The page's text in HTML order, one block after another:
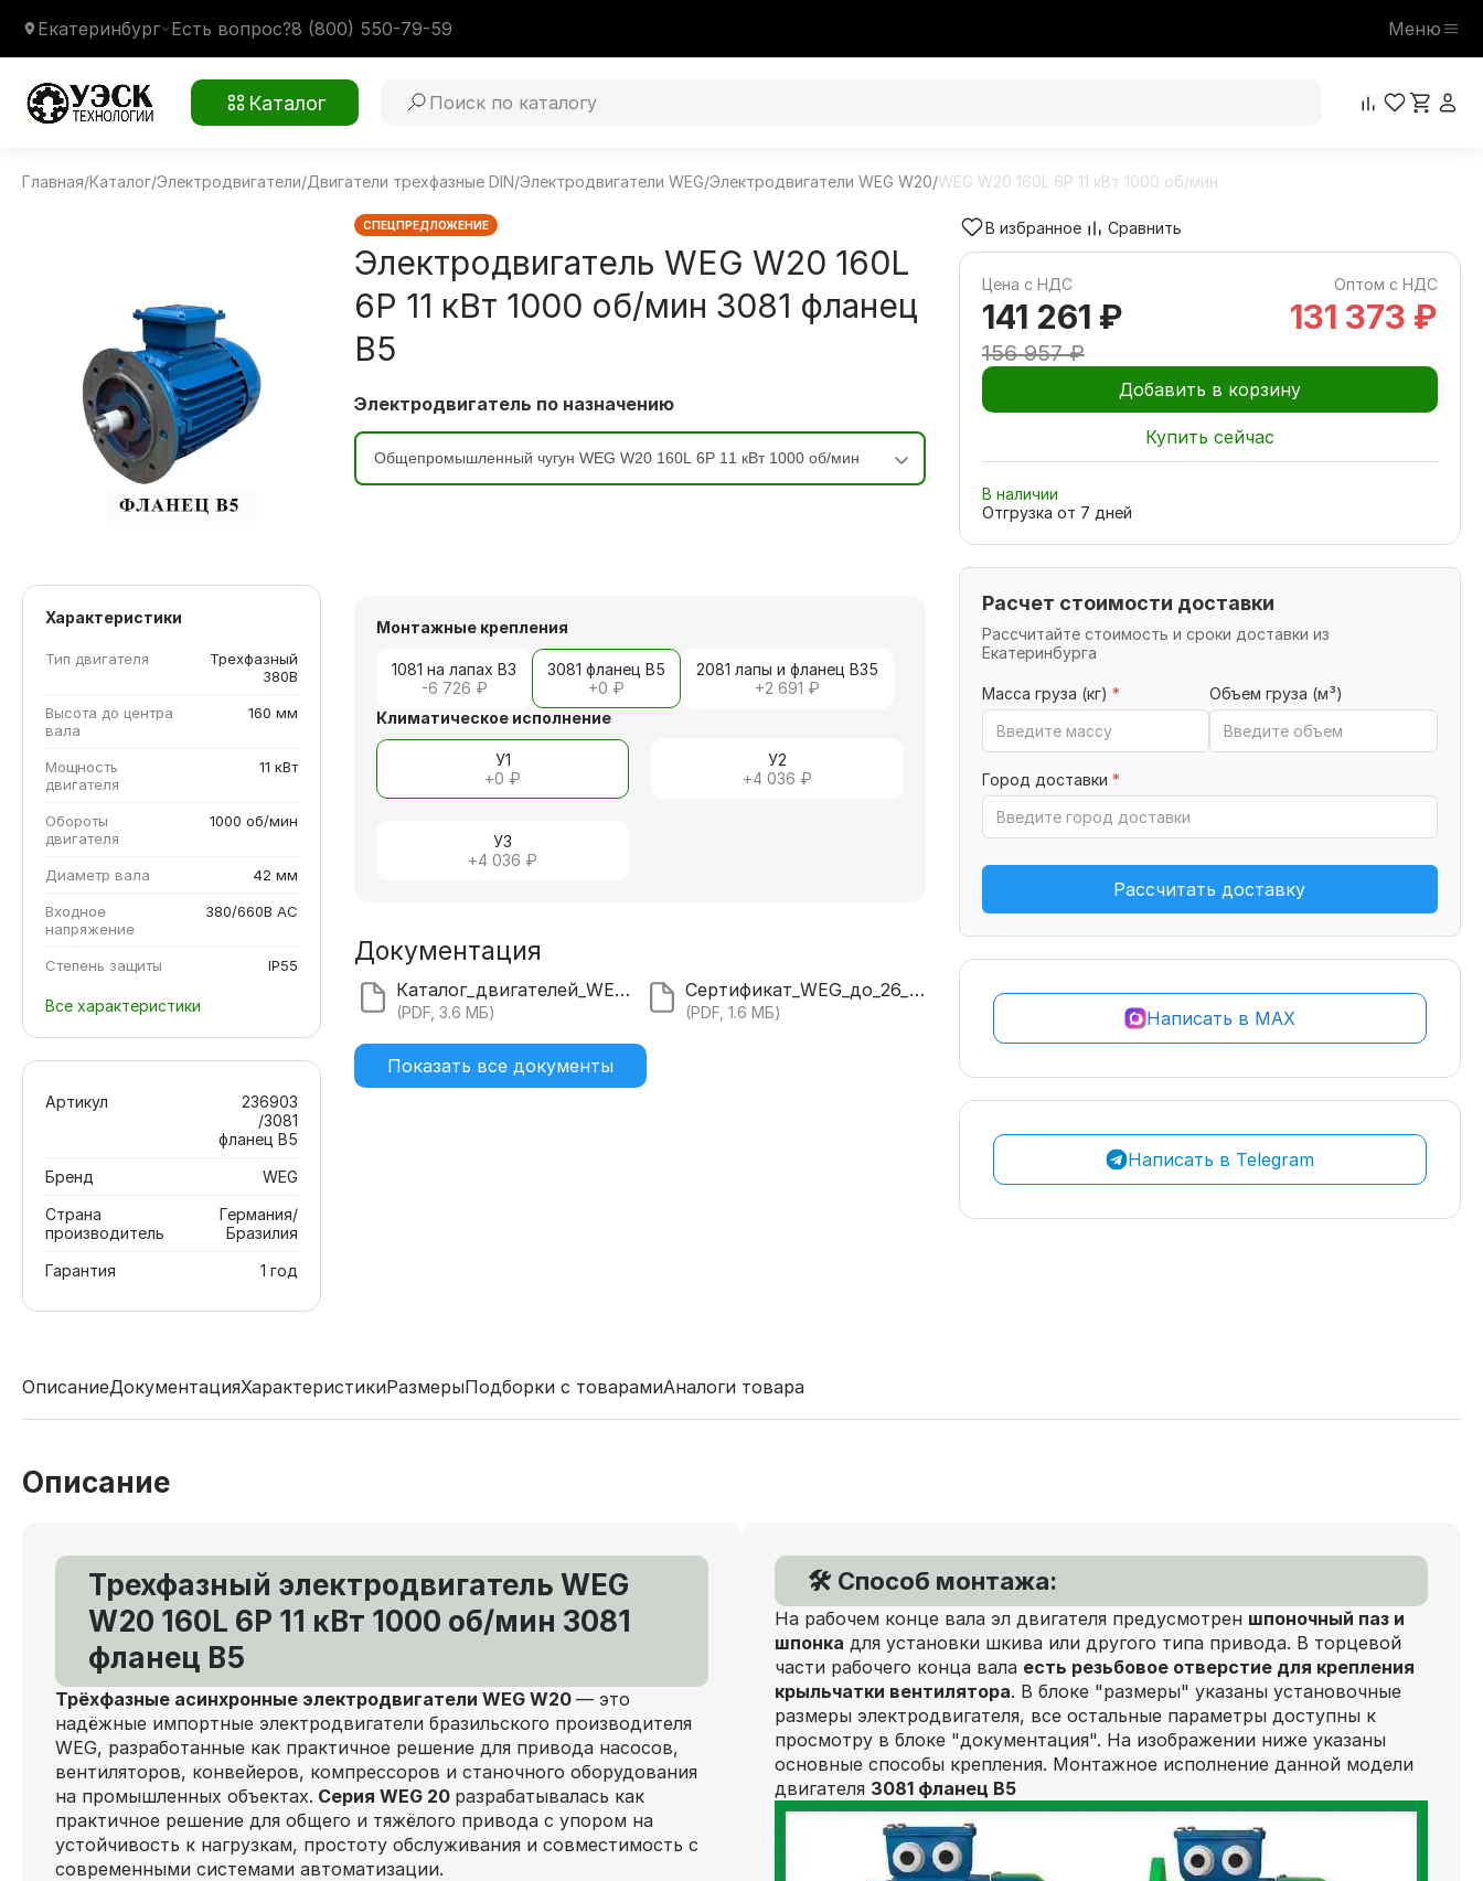
Екатеринбург Есть вопрос?8 (800) 550-79-59 Меню
Каталог
WEG W20 160L 6P 11 кВт 1000 об/мин
156 957 ₽
Главная/Каталог/Электродвигатели/Двигатели трехфазные DIN/Электродвигатели WEG/Электродвигатели WEG W20/WEG W20 160L 6P 11 кВт 1000 об/мин
Характеристики
Тип двигателя
Трехфазный
380В
Высота до центра
вала
160 мм
Мощность
двигателя
11 кВт
Обороты
двигателя
1000 об/мин
Диаметр вала 42 мм
Входное
напряжение
380/660В AC
Степень защиты IP55
Все характеристики
Артикул
236903
/3081
фланец В5
Бренд
WEG
Страна
производитель
Германия/
Бразилия
Гарантия
1 год
СПЕЦПРЕДЛОЖЕНИЕ
Электродвигатель WEG W20 160L
6P 11 кВт 1000 об/мин 3081 фланец
В5
Электродвигатель по назначению
Монтажные крепления
1081 на лапах В3
-6 726 ₽
3081 фланец В5
+0 ₽
2081 лапы и фланец В35
+2 691 ₽
Климатическое исполнение
У1
+0 ₽
У2
+4 036 ₽
У3
+4 036 ₽
Документация
Каталог_двигателей_WEG_20.pdf
(PDF, 3.6 МБ)
Сертификат_WEG_до_26_года.pdf
(PDF, 1.6 МБ)
Показать все документы
В избранное Сравнить
Цена с НДС Оптом с НДС
141 261 ₽
156 957 ₽
131 373 ₽
Добавить в корзину
Купить сейчас
В наличии
Отгрузка от 7 дней
Расчет стоимости доставки
Рассчитайте стоимость и сроки доставки из
Екатеринбурга
Масса груза (кг) * Объем груза (м³)
Город доставки *
Рассчитать доставку
Написать в MAX
Написать в Telegram
ОписаниеДокументацияХарактеристикиРазмерыПодборки с товарамиАналоги товара
Описание
Трехфазный электродвигатель WEG
W20 160L 6P 11 кВт 1000 об/мин 3081
фланец В5
Трёхфазные асинхронные электродвигатели WEG W20 — это
надёжные импортные электродвигатели бразильского производителя
WEG, разработанные как практичное решение для привода насосов,
вентиляторов, конвейеров, компрессоров и станочного оборудования
на промышленных объектах. Серия WEG 20 разрабатывалась как
практичное решение для общего и тяжёлого привода с упором на
устойчивость к нагрузкам, простоту обслуживания и совместимость с
современными системами автоматизации.
🛠️ Способ монтажа:
На рабочем конце вала эл двигателя предусмотрен шпоночный паз и
шпонка для установки шкива или другого типа привода. В торцевой
части рабочего конца вала есть резьбовое отверстие для крепления
крыльчатки вентилятора. В блоке "размеры" указаны установочные
размеры электродвигателя, все остальные параметры доступны к
просмотру в блоке "документация". На изображении ниже указаны
основные способы крепления. Монтажное исполнение данной модели
двигателя 3081 фланец В5